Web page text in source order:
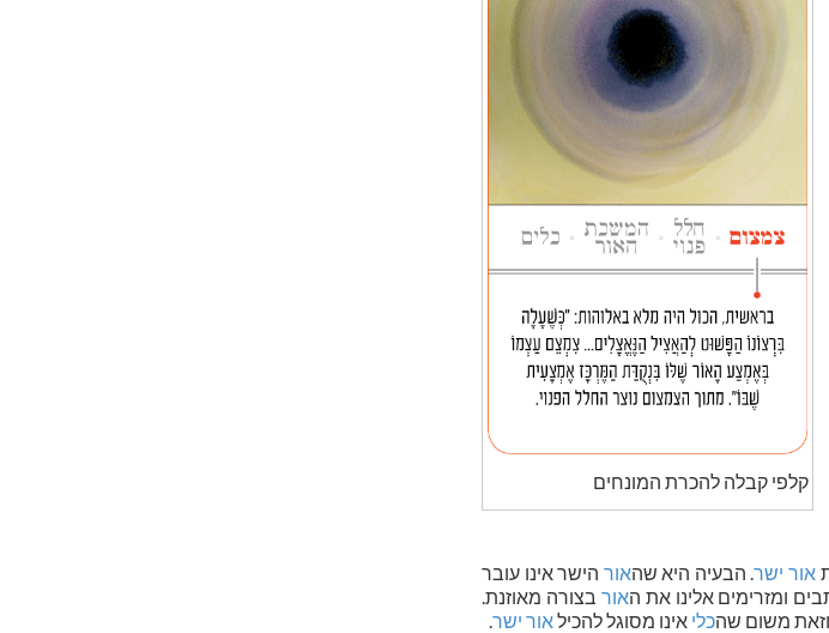
קלפי קבלה להכרת המונחים
אור ישר. הבעיה היא שהאור הישר אינו עובר
ומזרימים אלינו את האור בצורה מאוזנת.
וזאת משום שהכלי אינו מסוגל להכילאור ישר.